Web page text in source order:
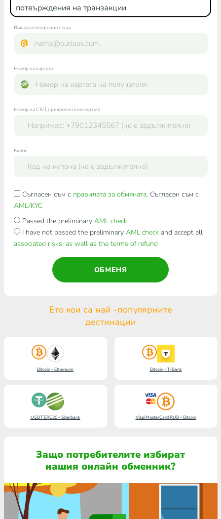
потвърждения на транзакции
Вашата електронна поща
Номер на картата
Номер на СБП, прикрепен към картата
Купон
Съгласен съм с правилата за обмяната. Съгласен съм с
AML/KYC
Passed the preliminary AML check
I have not passed the preliminary AML checkand accept all
associated risks, as well as the terms of refund
ОБМЕНЯ
Ето кои са най -популярните
дестинации
Bitcoin - Ethereum Bitcoin - T-Bank
USDT ERC20 - Sberbank Visa/MasterCard RUB - Bitcoin
Защо потребителите избират
нашия онлайн обменник?